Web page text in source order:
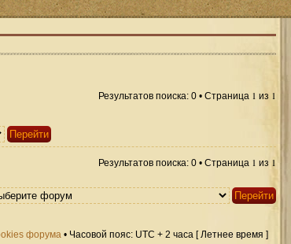
Результатов поиска: 0 • Страница 1 из 1
Результатов поиска: 0 • Страница 1 из 1
форума • Часовой пояс: UTC + 2 часа [ Летнее время ]